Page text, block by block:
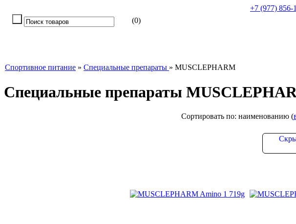
+7 (977) 856-
(0)
Спортивное питание » Специальные препараты » MUSCLEPHARM
Специальные препараты
Сортировать по: наименованию (